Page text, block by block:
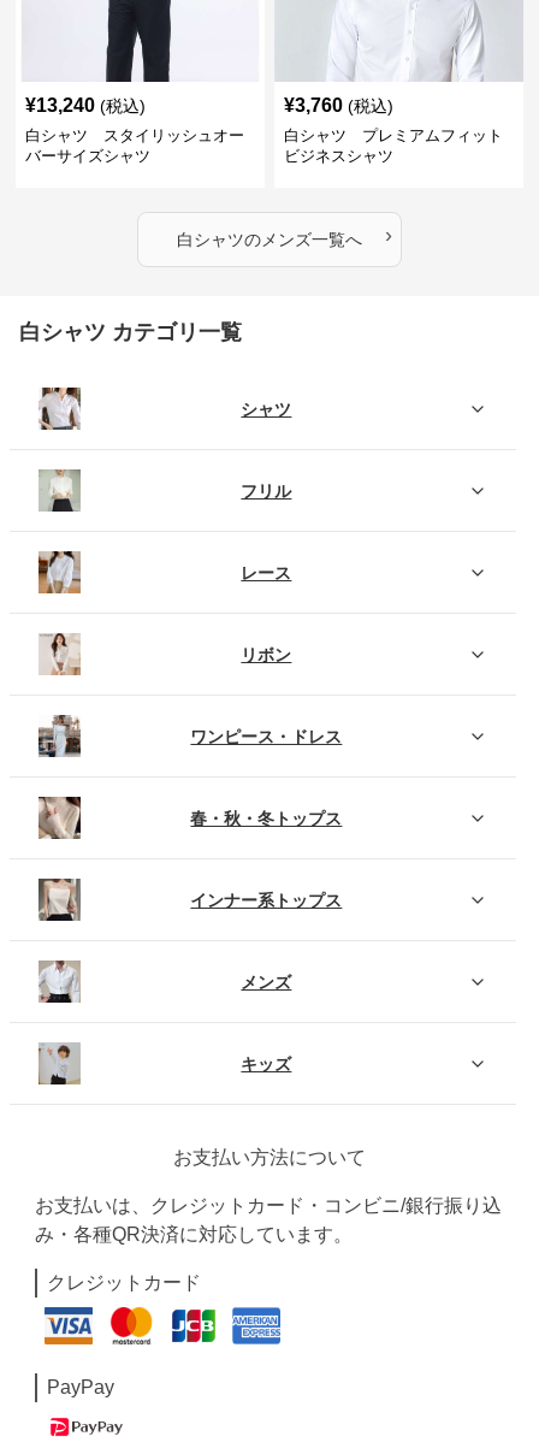
¥13,240 (税込)
白シャツ スタイリッシュオー
バーサイズシャツ
¥3,760 (税込)
白シャツ プレミアムフィット
ビジネスシャツ
白シャツのメンズ一覧へ ›
白シャツ カテゴリ一覧
シャツ
フリル
レース
リボン
ワンピース・ドレス
春・秋・冬トップス
インナー系トップス
メンズ
キッズ
お支払い方法について
お支払いは、クレジットカード・コンビニ/銀行振り込
み・各種QR決済に対応しています。
クレジットカード
PayPay